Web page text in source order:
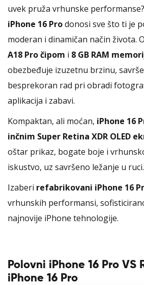
uvek pruža vrhunske performanse?
iPhone 16 Prodonosi sve što ti je
moderan i dinamičan način života.
A18 Pro čipom i 8 GB RAM
obezbeđuje izuzetnu brzinu,
besprekoran rad pri obradi
aplikacija i zabavi.
Kompaktan, ali moćan, iPhone 16
inčnim Super Retina XDR OLED
oštar prikaz, bogate boje i
iskustvo, uz savršeno ležanje u ruci.
Izaberi refabrikovani iPhone 16
vrhunskih performansi,
najnovije iPhone tehnologije.
Polovni iPhone 16 Pro VS
iPhone 16 Pro